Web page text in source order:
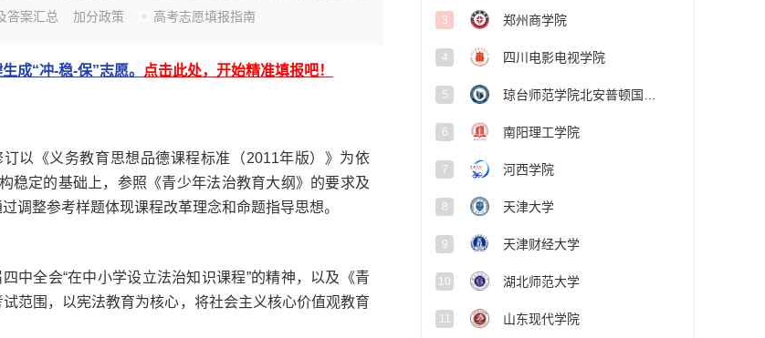
答案汇总
加分政策
高考志愿填报指南
成“冲-稳-保”志愿。 点击此处，开始精准填报吧！
《义务教育思想品德课程标准（2011年版）》为依
稳定的基础上，参照《青少年法治教育大纲》的要求及
调整参考样题体现课程改革理念和命题指导思想。
全会“在中小学设立法治知识课程”的精神，以及《青
范围，以宪法教育为核心，将社会主义核心价值观教育
3 郑州商学院
4 四川电影电视学院
5
6 南阳理工学院
7 河西学院
8 天津大学
9 天津财经大学
10 湖北师范大学
11 山东现代学院